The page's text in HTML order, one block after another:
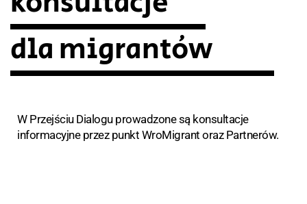
dla migrantów
W Przejściu Dialogu prowadzone są konsultacje
informacyjne przez punkt WroMigrant oraz Partnerów.